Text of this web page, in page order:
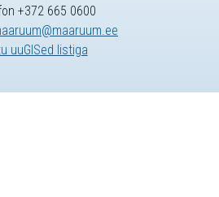
+372 665 0600
uuGISed listiga